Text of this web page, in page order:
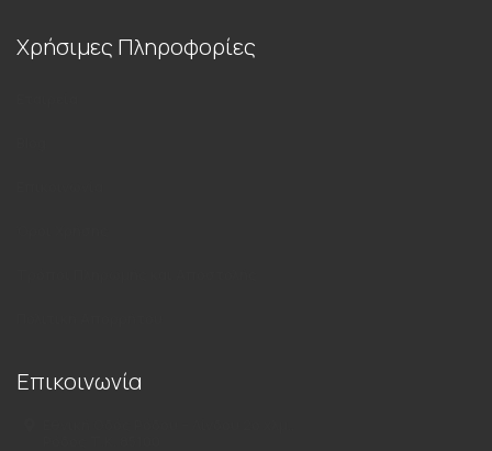
Χρήσιμες Πληροφορίες
Επικοινωνία